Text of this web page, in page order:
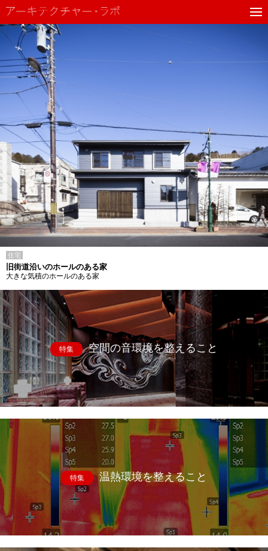
住宅
旧街道沿いのホールのある家
大きな気積のホールのある家
特集 空間の音環境を整えること
特集 温熱環境を整えること